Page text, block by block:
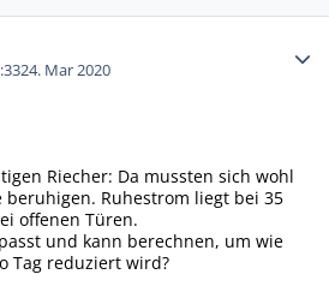
24. Mar 2020
Riecher: Da mussten sich wohl
beruhigen. Ruhestrom liegt bei 35
offenen Türen.
und kann berechnen, um wie
Tag reduziert wird?